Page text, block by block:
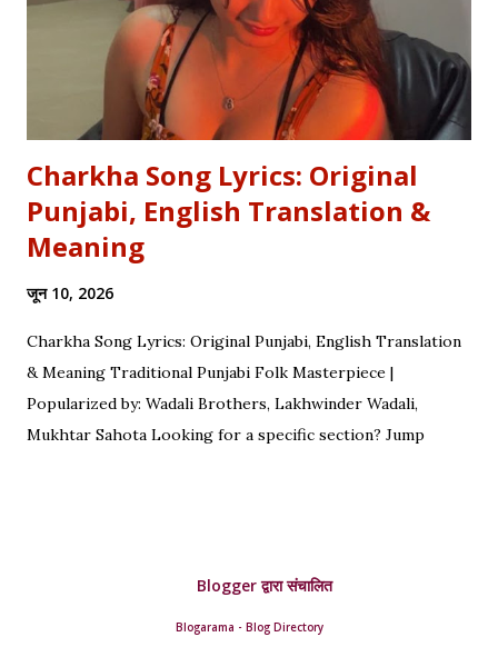
student eyeing the lucrative RBI Rajbhasha Adhikari Salary
& Job Profile , a scholar researching Vidyapati...
Charkha Song Lyrics: Original
Punjabi, English Translation &
Meaning
जून 10, 2026
Charkha Song Lyrics: Original Punjabi, English Translation
& Meaning Traditional Punjabi Folk Masterpiece |
Popularized by: Wadali Brothers, Lakhwinder Wadali,
Mukhtar Sahota Looking for a specific section? Jump
vekhan nu, Chuk charkha gali de vich paanwan, Ve loka
paane main katdi, Tand teriyan yaadan de paanwan. Charkhe
Blogger द्वारा संचालित
Blogarama - Blog Directory